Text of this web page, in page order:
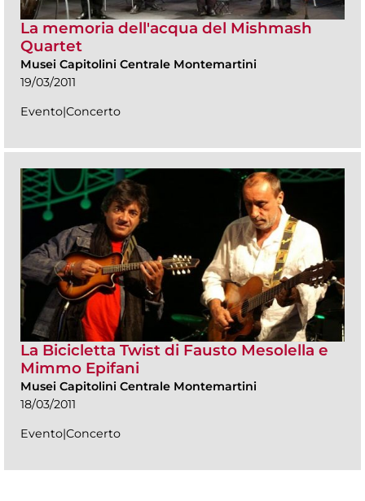
La memoria dell'acqua del Mishmash
Quartet
Musei Capitolini Centrale Montemartini
19/03/2011
Evento|Concerto
La Bicicletta Twist di Fausto Mesolella e
Mimmo Epifani
Musei Capitolini Centrale Montemartini
18/03/2011
Evento|Concerto